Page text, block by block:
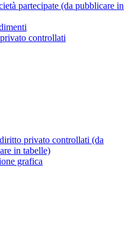
partecipate (da pubblicare in
controllati
privato controllati (da
in tabelle)
grafica